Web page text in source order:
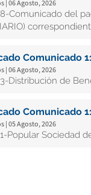
| 06 Agosto, 2026
Comunicado del
Comunicado
| 06 Agosto, 2026
Distribución de
Comunicado
| 05 Agosto, 2026
Popular Sociedad